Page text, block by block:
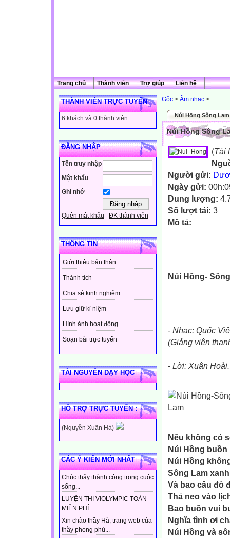
Trang chủ Thành viên Trợ giúp Liên hệ
THÀNH VIÊN TRỰC TUYẾN
6 khách và 0 thành viên
ĐĂNG NHẬP
Tên truy nhập
Mật khẩu
Ghi nhớ
Quên mật khẩu ĐK thành viên
THÔNG TIN
Giới thiệu bản thân
Thành tích
Chia sẻ kinh nghiệm
Lưu giữ kỉ niệm
Hình ảnh hoạt động
Soạn bài trực tuyến
TÀI NGUYÊN DẠY HỌC
HỖ TRỢ TRỰC TUYẾN :
(Nguyễn Xuân Hà)
CÁC Ý KIẾN MỚI NHẤT
Chúc thầy thành công trong cuộc
sống...
LUYỆN THI VIOLYMPIC TOÁN
MIỄN PHÍ...
Xin chào thầy Hà, trang web của
thầy phong phú...
Gốc > Âm nhạc >
Núi Hồng Sông Lam
Núi Hồng Sông
(Tài
Người gửi:
Ngày gửi:
Dung lượng:
Số lượt tải: 3
Mô tả:
Núi Hồng-
- Nhạc: Quốc
(Giảng viên
- Lời: Xuân Hoài.
Nếu không có
Núi Hồng buồn
Núi Hồng
Sông Lam
Và bao câu đò
Thả neo vào
Bao buồn vui
Nghĩa tình ơi
Núi Hồng và